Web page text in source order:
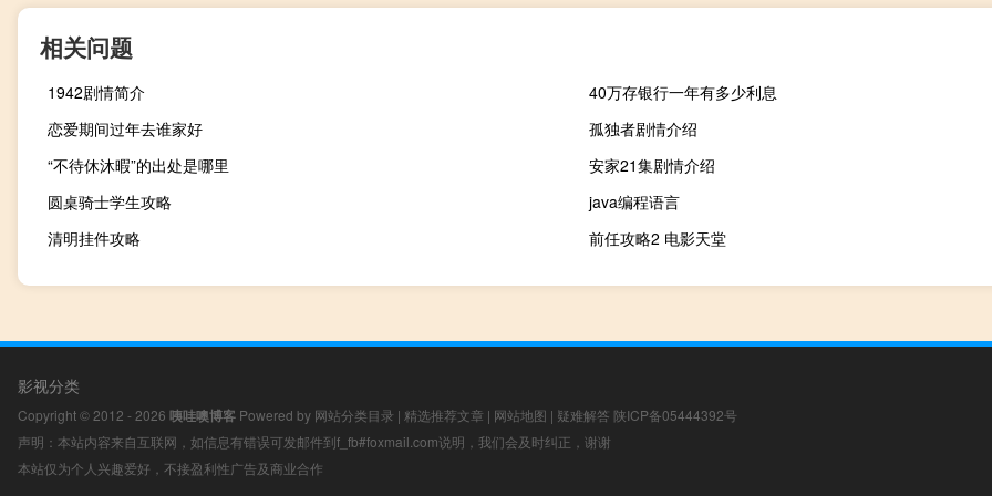
相关问题
1942剧情简介
40万存银行一年有多少利息
恋爱期间过年去谁家好
孤独者剧情介绍
“不待休沐暇”的出处是哪里
安家21集剧情介绍
圆桌骑士学生攻略
java编程语言
清明挂件攻略
前任攻略2 电影天堂
影视分类
Copyright © 2012 - 2026 咦哇噢博客 Powered by 网站分类目录 | 精选推荐文章 | 网站地图 | 疑难解答 陕ICP备05444392号
声明：本站内容来自互联网，如信息有错误可发邮件到f_fb#foxmail.com说明，我们会及时纠正，谢谢
本站仅为个人兴趣爱好，不接盈利性广告及商业合作